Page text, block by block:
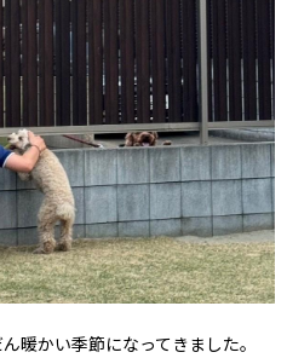
暖かい季節になってきました。